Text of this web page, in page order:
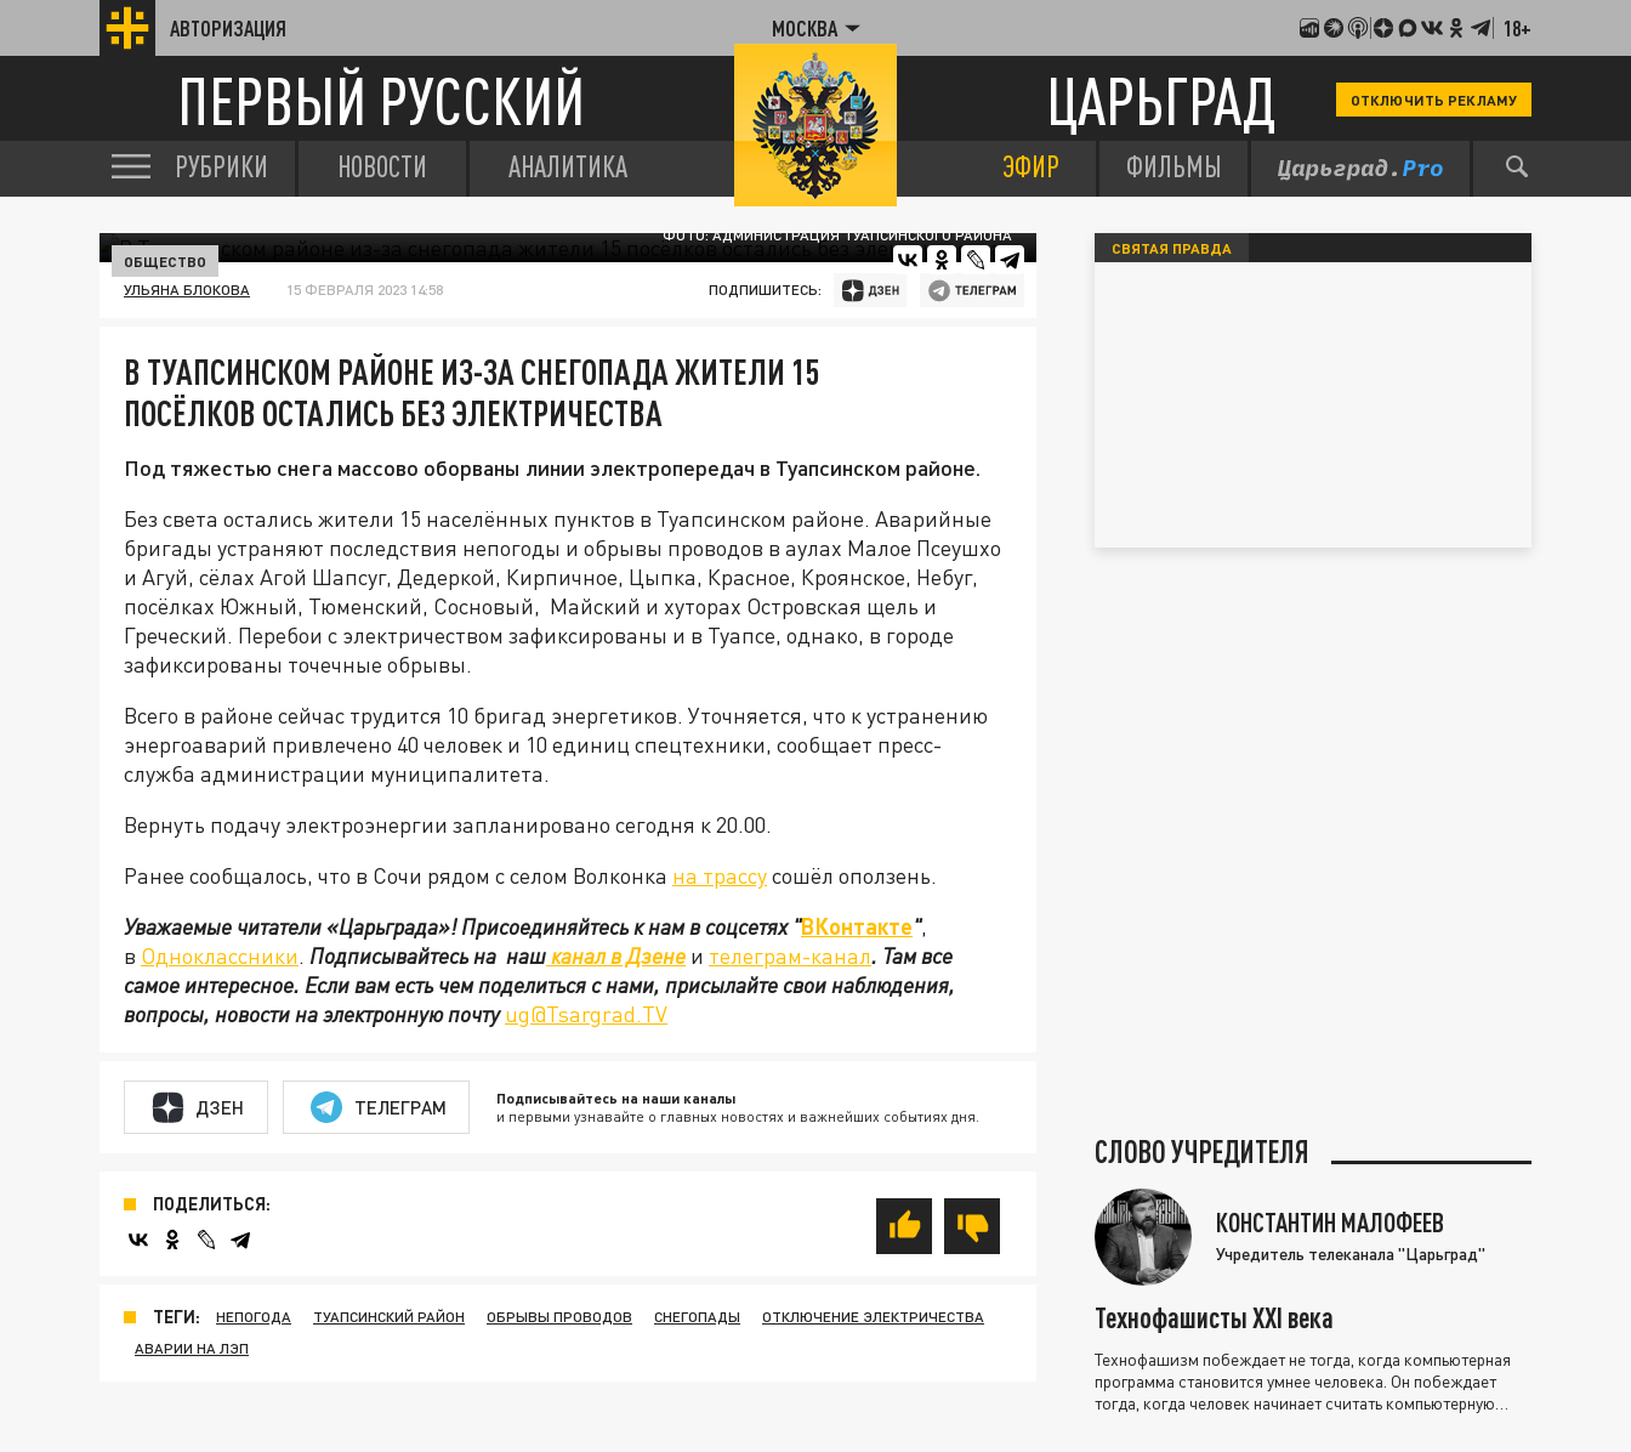
АВТОРИЗАЦИЯ МОСКВА 18+
ПЕРВЫЙ РУССКИЙ ЦАРЬГРАД ОТКЛЮЧИТЬ РЕКЛАМУ
РУБРИКИ НОВОСТИ АНАЛИТИКА ЭФИР ФИЛЬМЫ
ФОТО: АДМИНИСТРАЦИЯ ТУАПСИНСКОГО РАЙОНА
ОБЩЕСТВО
УЛЬЯНА БЛОКОВА 15 ФЕВРАЛЯ 2023 14:58 ПОДПИШИТЕСЬ:
В ТУАПСИНСКОМ РАЙОНЕ ИЗ-ЗА СНЕГОПАДА ЖИТЕЛИ 15
ПОСЁЛКОВ ОСТАЛИСЬ БЕЗ ЭЛЕКТРИЧЕСТВА
Под тяжестью снега массово оборваны линии электропередач в Туапсинском районе.
Без света остались жители 15 населённых пунктов в Туапсинском районе. Аварийные
бригады устраняют последствия непогоды и обрывы проводов в аулах Малое Псеушхо
и Агуй, сёлах Агой Шапсуг, Дедеркой, Кирпичное, Цыпка, Красное, Кроянское, Небуг,
посёлках Южный, Тюменский, Сосновый, Майский и хуторах Островская щель и
Греческий. Перебои с электричеством зафиксированы и в Туапсе, однако, в городе
зафиксированы точечные обрывы.
Всего в районе сейчас трудится 10 бригад энергетиков. Уточняется, что к устранению
энергоаварий привлечено 40 человек и 10 единиц спецтехники, сообщает пресс-
служба администрации муниципалитета.
Вернуть подачу электроэнергии запланировано сегодня к 20.00.
Ранее сообщалось, что в Сочи рядом с селом Волконка на трассусошёл оползень.
Уважаемые читатели «Царьграда»!Присоединяйтесь к нам в соцсетях"ВКонтакте",
в Одноклассники. Подписывайтесь на нашканал в Дзене и телеграм-канал. Там все
самое интересное. Если вам есть чем поделиться с нами, присылайте свои наблюдения,
вопросы, новости на электронную почтуug@Tsargrad.TV
ДЗЕН ТЕЛЕГРАМ Подписывайтесь на наши каналы
и первыми узнавайте о главных новостях и важнейших событиях дня.
ПОДЕЛИТЬСЯ:
ТЕГИ: НЕПОГОДА ТУАПСИНСКИЙ РАЙОН ОБРЫВЫ ПРОВОДОВ СНЕГОПАДЫ
ОТКЛЮЧЕНИЕ ЭЛЕКТРИЧЕСТВА
АВАРИИ НА ЛЭП
СВЯТАЯ ПРАВДА
СЛОВО УЧРЕДИТЕЛЯ
КОНСТАНТИН МАЛОФЕЕВ
Учредитель телеканала "Царьград"
Технофашисты XXI века
Технофашизм побеждает не тогда, когда компьютерная
программа становится умнее человека. Он побеждает
тогда, когда человек начинает считать компьютерную